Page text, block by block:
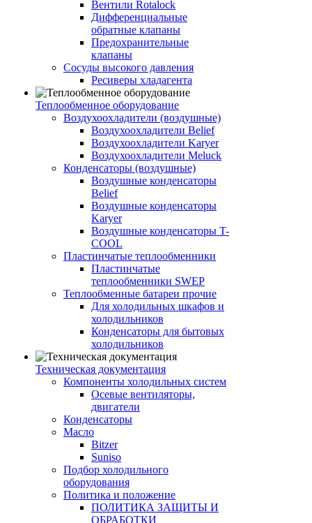
Вентили Rotalock
Дифференциальные
обратные клапаны
Предохранительные
клапаны
Сосуды высокого давления
Ресиверы хладагента
Теплообменное оборудование
Воздухоохладители (воздушные)
Воздухоохладители Belief
Воздухоохладители Karyer
Воздухоохладители Meluck
Конденсаторы (воздушные)
Воздушные конденсаторы
Belief
Воздушные конденсаторы
Karyer
Воздушные конденсаторы T-
COOL
Пластинчатые теплообменники
Пластинчатые
теплообменники SWEP
Теплообменные батареи прочие
Для холодильных шкафов и
холодильников
Конденсаторы для бытовых
холодильников
Техническая документация
Компоненты холодильных систем
Осевые вентиляторы,
двигатели
Конденсаторы
Масло
Bitzer
Suniso
Подбор холодильного
оборудования
Политика и положение
ПОЛИТИКА ЗАЩИТЫ И
ОБРАБОТКИ